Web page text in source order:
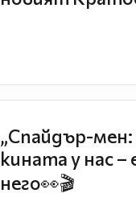
„Спайдър-мен:
кината у нас
него👀🎬